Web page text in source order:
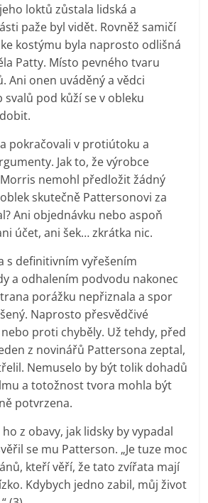
loktů zůstala lidská a
paže byl vidět. Rovněž samičí
kostýmu byla naprosto odlišná
Patty. Místo pevného tvaru
Ani onen uváděný a vědci
pod kůží se v obleku
pokračovali v protiútoku a
Jak to, že výrobce
nemohl předložit žádný
skutečně Pattersonovi za
Ani objednávku nebo aspoň
účet, ani šek… zkrátka nic.
s definitivním vyřešením
a odhalením podvodu nakonec
porážku nepřiznala a spor
Naprosto přesvědčivé
proti chyběly. Už tehdy, před
z novinářů Pattersona zeptal,
Nemuselo by být tolik dohadů
a totožnost tvora mohla být
potvrzena.
z obavy, jak lidsky by vypadal
se mu Patterson. „Je tuze moc
kteří věří, že tato zvířata mají
Kdybych jedno zabil, můj život